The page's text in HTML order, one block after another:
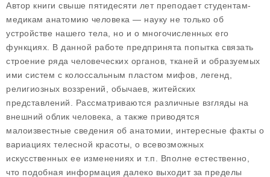
Автор книги свыше пятидесяти лет преподает студентам-
медикам анатомию человека — науку не только об
устройстве нашего тела, но и о многочисленных его
функциях. В данной работе предпринята попытка связать
строение ряда человеческих органов, тканей и образуемых
ими систем с колоссальным пластом мифов, легенд,
религиозных воззрений, обычаев, житейских
представлений. Рассматриваются различные взгляды на
внешний облик человека, а также приводятся
малоизвестные сведения об анатомии, интересные факты о
вариациях телесной красоты, о всевозможных
искусственных ее изменениях и т.п. Вполне естественно,
что подобная информация далеко выходит за пределы